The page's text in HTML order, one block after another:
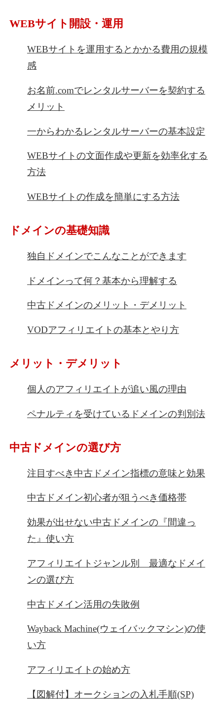
WEBサイト開設・運用
WEBサイトを運用するとかかる費用の規模
感
お名前.comでレンタルサーバーを契約する
メリット
一からわかるレンタルサーバーの基本設定
WEBサイトの文面作成や更新を効率化する
方法
WEBサイトの作成を簡単にする方法
ドメインの基礎知識
独自ドメインでこんなことができます
ドメインって何？基本から理解する
中古ドメインのメリット・デメリット
VODアフィリエイトの基本とやり方
メリット・デメリット
個人のアフィリエイトが追い風の理由
ペナルティを受けているドメインの判別法
中古ドメインの選び方
注目すべき中古ドメイン指標の意味と効果
中古ドメイン初心者が狙うべき価格帯
効果が出せない中古ドメインの『間違っ
た』使い方
アフィリエイトジャンル別 最適なドメイ
ンの選び方
中古ドメイン活用の失敗例
Wayback Machine(ウェイバックマシン)の使
い方
アフィリエイトの始め方
【図解付】オークションの入札手順(SP)